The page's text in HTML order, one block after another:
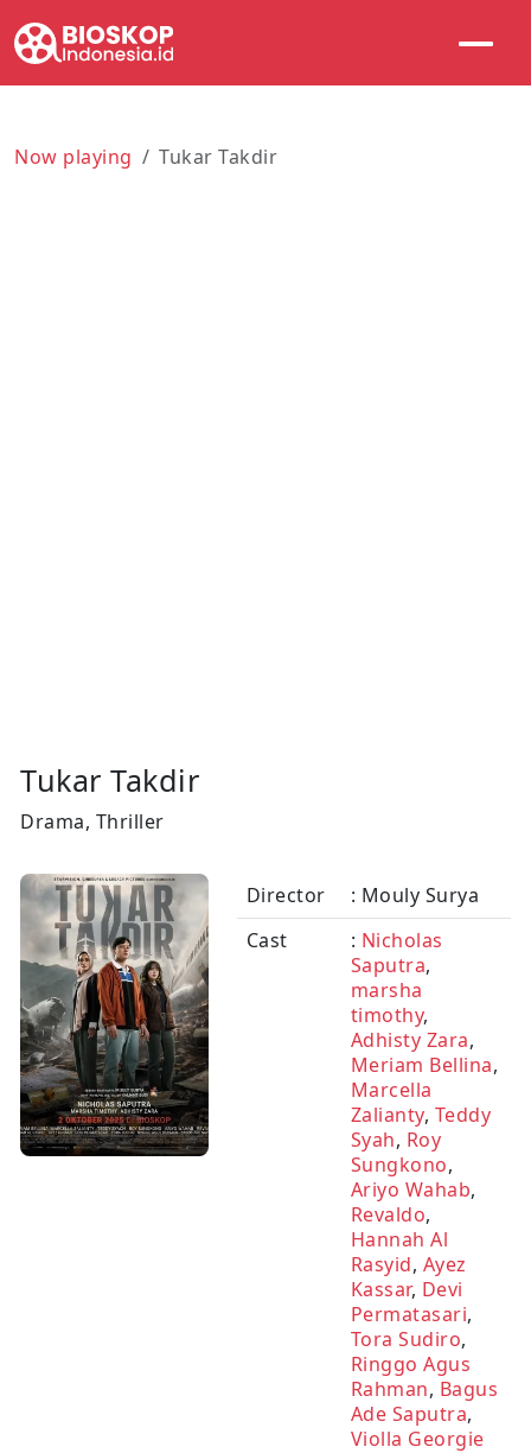
Now playing Tukar Takdir
Tukar Takdir
Drama, Thriller
Director
: Mouly Surya
Cast
: Nicholas
Saputra,
marsha
timothy,
Adhisty Zara,
Meriam Bellina,
Marcella
Zalianty, Teddy
Syah, Roy
Sungkono,
Ariyo Wahab,
Revaldo,
Hannah Al
Rasyid, Ayez
Kassar, Devi
Permatasari,
Tora Sudiro,
Ringgo Agus
Rahman, Bagus
Ade Saputra,
Violla Georgie